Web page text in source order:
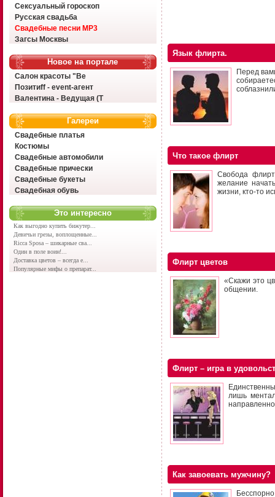
Сексуальный гороскоп
Русская свадьба
Свадебные песни MP3
Загсы Москвы
Новое на портале
Салон красоты "Ве
Позитиff - event-агент
Валентина - Ведущая (Т
Галереи
Свадебные платья
Костюмы
Свадебные автомобили
Свадебные прически
Свадебные букеты
Свадебная обувь
Это интересно
Как выгодно купить бижутер...
Девичьи грезы, воплощенные...
Ricca Sposa – шикарные сва...
Один в поле воин!...
Доставка цветов – всегда е...
Популярные мифы о препарат...
Язык флирта.
Перед
Что такое флирт
Свобода
желание
жизни, кто-то
Флирт цветов
«Скажи это
общении.
Флирт – игра в
лишь
Как завоевать мужчину?